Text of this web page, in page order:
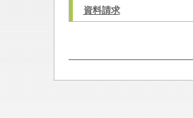
資料請求